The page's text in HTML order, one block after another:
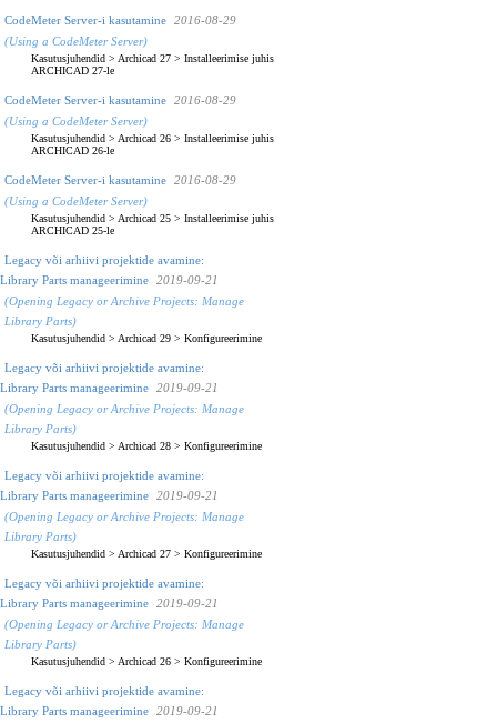
CodeMeter Server-i kasutamine
2016-08-29
(Using a CodeMeter Server)
Kasutusjuhendid > Archicad 27 > Installeerimise juhis
ARCHICAD 27-le
CodeMeter Server-i kasutamine
2016-08-29
(Using a CodeMeter Server)
Kasutusjuhendid > Archicad 26 > Installeerimise juhis
ARCHICAD 26-le
CodeMeter Server-i kasutamine
2016-08-29
(Using a CodeMeter Server)
Kasutusjuhendid > Archicad 25 > Installeerimise juhis
ARCHICAD 25-le
Legacy või arhiivi projektide avamine:
Library Parts manageerimine
2019-09-21
(Opening Legacy or Archive Projects: Manage
Library Parts)
Kasutusjuhendid > Archicad 29 > Konfigureerimine
Legacy või arhiivi projektide avamine:
Library Parts manageerimine
2019-09-21
(Opening Legacy or Archive Projects: Manage
Library Parts)
Kasutusjuhendid > Archicad 28 > Konfigureerimine
Legacy või arhiivi projektide avamine:
Library Parts manageerimine
2019-09-21
(Opening Legacy or Archive Projects: Manage
Library Parts)
Kasutusjuhendid > Archicad 27 > Konfigureerimine
Legacy või arhiivi projektide avamine:
Library Parts manageerimine
2019-09-21
(Opening Legacy or Archive Projects: Manage
Library Parts)
Kasutusjuhendid > Archicad 26 > Konfigureerimine
Legacy või arhiivi projektide avamine:
Library Parts manageerimine
2019-09-21